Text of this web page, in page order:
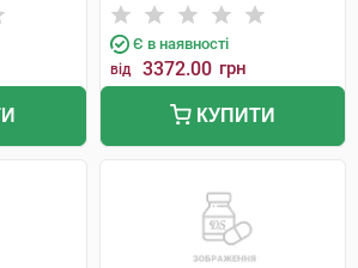
економічної зони Лаума
Медікал,
Є в наявності
від 3372.00 грн
КУПИТИ